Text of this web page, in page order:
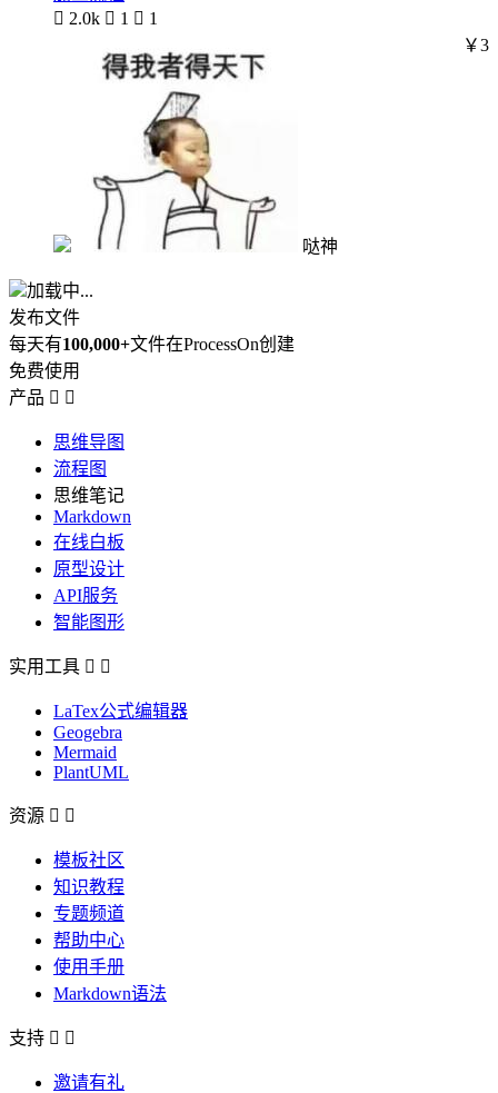
 2.0k  1  1
哒神
￥3
加载中...
发布文件
每天有100,000+文件在ProcessOn创建
免费使用
产品  
思维导图
流程图
思维笔记
Markdown
在线白板
原型设计
API服务
智能图形
实用工具  
LaTex公式编辑器
Geogebra
Mermaid
PlantUML
资源  
模板社区
知识教程
专题频道
帮助中心
使用手册
Markdown语法
支持  
邀请有礼